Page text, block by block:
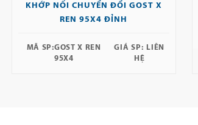
KHỚP NỐI CHUYỂN ĐỔI GOST X
REN 95X4 ĐỈNH
MÃ SP:GOST X REN
95X4
GIÁ SP:
LIÊN
HỆ